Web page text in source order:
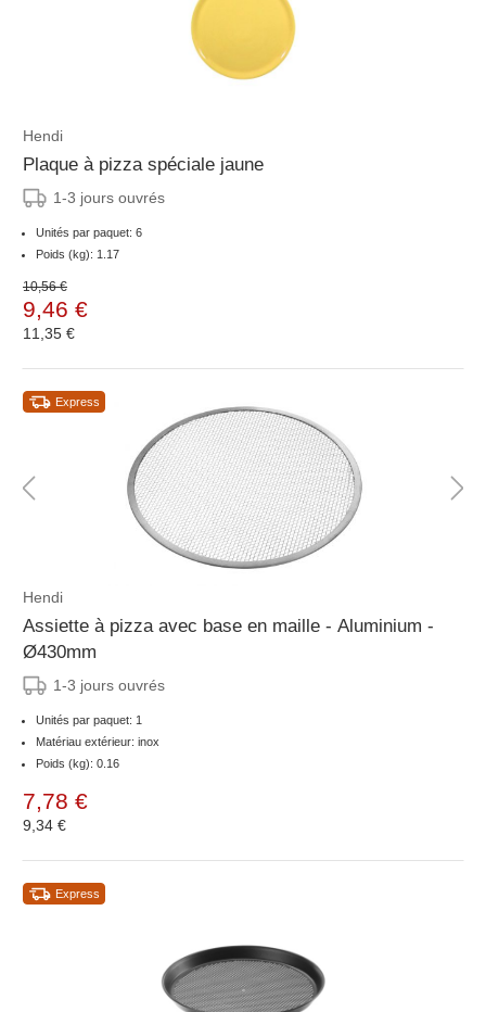
Hendi
Plaque à pizza spéciale jaune
1-3 jours ouvrés
Unités par paquet: 6
Poids (kg): 1.17
10,56 €
9,46 €
11,35 €
Express
Hendi
Assiette à pizza avec base en maille - Aluminium -
Ø430mm
1-3 jours ouvrés
Unités par paquet: 1
Matériau extérieur: inox
Poids (kg): 0.16
7,78 €
9,34 €
Express